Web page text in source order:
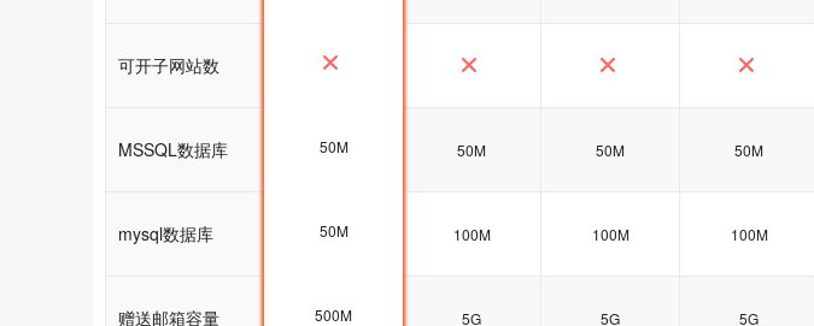
可开子网站数
MSSQL数据库 50M 50M 50M 50M
mysql数据库 100M 100M 100M 100M
赠送邮箱容量 5G 5G 5G 5G
50M
50M
500M